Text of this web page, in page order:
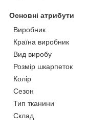
Основні атрибути
Виробник
Країна виробник
Вид виробу
Розмір шкарпеток
Колір
Сезон
Тип тканини
Склад